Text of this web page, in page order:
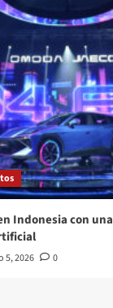
Indonesia con
5, 2026 0